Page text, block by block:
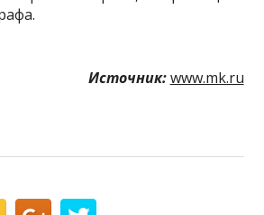
Источник: www.mk.ru